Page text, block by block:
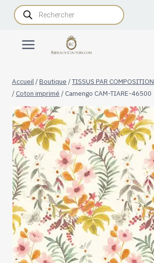
AllerRecherche
de
produits
Accueil /Boutique /TISSUS PAR COMPOSITION
/Coton imprimé /Camengo CAM-TIARE-46500